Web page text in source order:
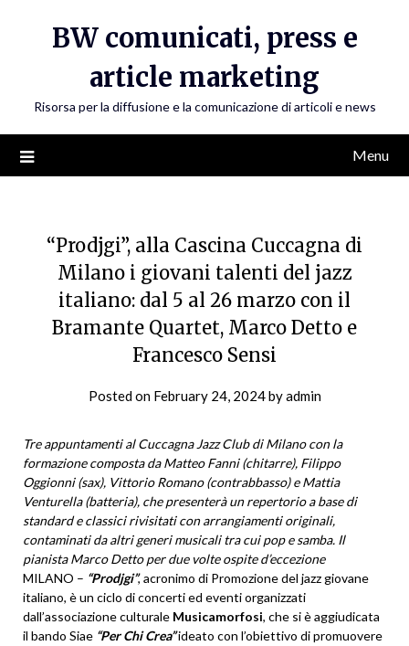
BW comunicati, press e
article marketing
Risorsa per la diffusione e la comunicazione di articoli e news
Menu
“Prodjgi”, alla Cascina Cuccagna di
Milano i giovani talenti del jazz
italiano: dal 5 al 26 marzo con il
Bramante Quartet, Marco Detto e
Francesco Sensi
Posted on February 24, 2024byadmin
Tre appuntamenti al Cuccagna Jazz Club di Milano con la
formazione composta da Matteo Fanni (chitarre), Filippo
Oggionni (sax), Vittorio Romano (contrabbasso) e Mattia
Venturella (batteria), che presenterà un repertorio a base di
standard e classici rivisitati con arrangiamenti originali,
contaminatida altri generi musicali tra cui pop e samba. Il
pianista Marco Detto per due volte ospite d’eccezione
MILANO – “Prodjgi”, acronimo di Promozione del jazz giovane
italiano, è un ciclo di concerti ed eventi organizzati
dall’associazione culturale Musicamorfosi, che si è aggiudicata
il bando Siae “Per Chi Crea”ideato con l’obiettivo di promuovere